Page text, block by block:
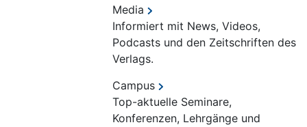
Media
Informiert mit News, Videos,
Podcasts und den Zeitschriften des
Verlags.
Campus
Top-aktuelle Seminare,
Konferenzen, Lehrgänge und